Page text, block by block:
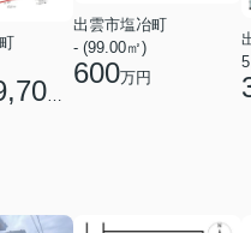
出雲市塩冶町
- (99.00㎡)
600万円